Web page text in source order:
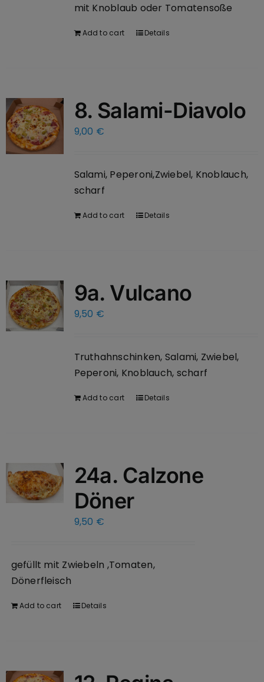
mit Knoblaub oder Tomatensoße
Add to cart Details
8. Salami-Diavolo
9,00 €
Salami, Peperoni,Zwiebel, Knoblauch,
scharf
Add to cart Details
9a. Vulcano
9,50 €
Truthahnschinken, Salami, Zwiebel,
Peperoni, Knoblauch, scharf
Add to cart Details
24a. Calzone
Döner
9,50 €
gefüllt mit Zwiebeln ,Tomaten,
Dönerfleisch
Add to cart Details